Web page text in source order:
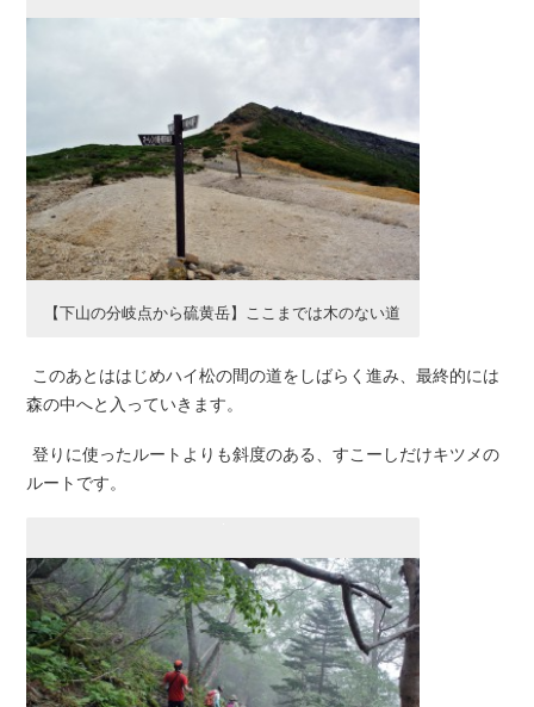
【下山の分岐点から硫黄岳】ここまでは木のない道
このあとははじめハイ松の間の道をしばらく進み、最終的には
森の中へと入っていきます。
登りに使ったルートよりも斜度のある、すこーしだけキツメの
ルートです。